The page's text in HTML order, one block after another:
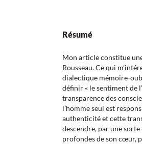
Résumé
Mon article constitue
Rousseau. Ce qui
dialectique mémoire-
définir « le sentiment de
transparence des
l’homme seul est
authenticité et cette
descendre, par une sorte
profondes de son cœur,